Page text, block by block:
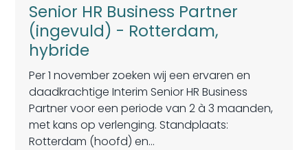
Senior HR Business Partner
(ingevuld) - Rotterdam,
hybride
Per 1 november zoeken wij een ervaren en
daadkrachtige Interim Senior HR Business
Partner voor een periode van 2 à 3 maanden,
met kans op verlenging. Standplaats:
Rotterdam (hoofd) en...